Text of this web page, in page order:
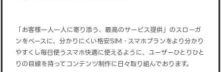
「お客様一人一人に寄り添う、最高のサービス提供」のスローガ
ンをベースに、分かりにくい格安SIM・スマホプランをより分かり
やすくし毎日使うスマホ快適に使えるように、ユーザーひとりひと
りの目線を持ってコンテンツ制作に日々取り組んでおります。